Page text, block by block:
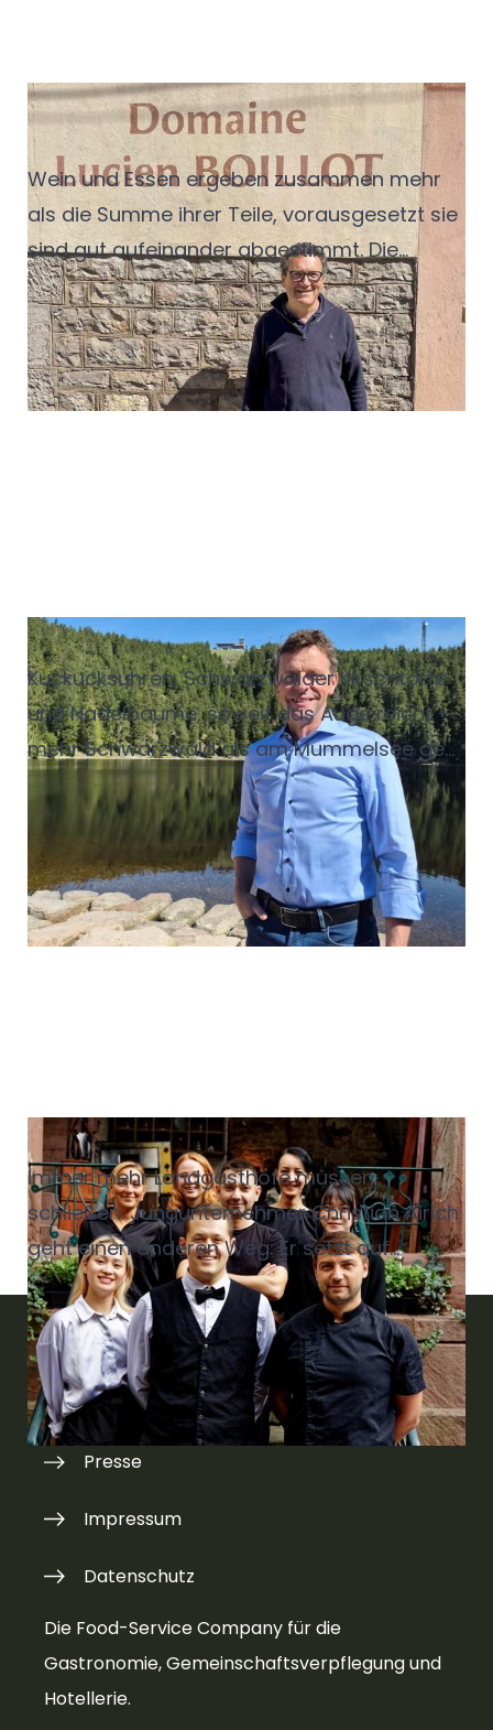
Kleine Regeln, großer
Geschmack
Wein und Essen ergeben zusammen mehr
als die Summe ihrer Teile, vorausgesetzt sie
sind gut aufeinander abgestimmt. Die
richtige Kombination hebt Aromen hervor,
gleicht Kontraste aus und gibt einem
Gericht eine zweite Ebene. Dahinter steckt
keine reine Geschmackssache, sondern
Der König vom See
Kuckucksuhren, Schwarzwälder Kirschtorte
und Nadelbäume, soweit das Auge reicht –
mehr Schwarzwald als am Mummelsee geht
nicht. Das spürt man nicht nur im großen
Souvenirshop, auch in der Landschaft, im
sagenumwobenen See und im urigen
Berghotel.
Erfolgreich auf dem Land
Immer mehr Landgasthöfe müssen
schließen. Jungunternehmer Christian Airich
geht einenanderen Weg: Er setzt auf
historische Locations, Event-Dinner,
Heimattapas und Steaksvom heißen Stein,
getoppt von Social-Media-Aktivitäten und
einem Händchen für Digitalisierung.Eine
Kombination, die ihm nicht nur im Landkreis
Karlsruhe Aufmerksamkeit bringt.
Die Food-Service Company für die
Gastronomie, Gemeinschaftsverpflegung und
Hotellerie.
Kontakt
Presse
Impressum
Datenschutz